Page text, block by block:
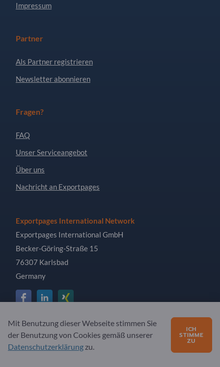
Impressum
Partner
Als Partner registrieren
Newsletter abonnieren
Fragen?
FAQ
Unser Serviceangebot
Über uns
Nachricht an Exportpages
Exportpages International Network
Exportpages International GmbH
Becker-Göring-Straße 15
76307 Karlsbad
Germany
Copyright © 2026 Exportpages International GmbH. Alle
Rechte vorbehalten.
Mit Benutzung dieser Webseite stimmen Sie
der Benutzung von Cookies gemäß unserer
Datenschutzerklärung zu.
ICH
STIMME
ZU